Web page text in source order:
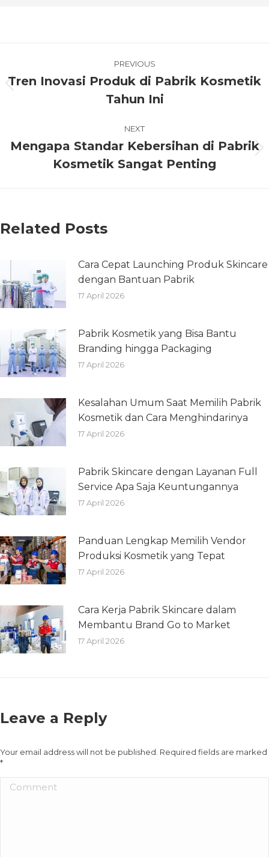
PREVIOUS
Tren Inovasi Produk di Pabrik Kosmetik
Tahun Ini
NEXT
Mengapa Standar Kebersihan di Pabrik
Kosmetik Sangat Penting
Related Posts
Cara Cepat Launching Produk Skincare
dengan Bantuan Pabrik
17 April 2026
Pabrik Kosmetik yang Bisa Bantu
Branding hingga Packaging
17 April 2026
Kesalahan Umum Saat Memilih Pabrik
Kosmetik dan Cara Menghindarinya
17 April 2026
Pabrik Skincare dengan Layanan Full
Service Apa Saja Keuntungannya
17 April 2026
Panduan Lengkap Memilih Vendor
Produksi Kosmetik yang Tepat
17 April 2026
Cara Kerja Pabrik Skincare dalam
Membantu Brand Go to Market
17 April 2026
Leave a Reply
Your email address will not be published. Required fields are marked
*
Comment